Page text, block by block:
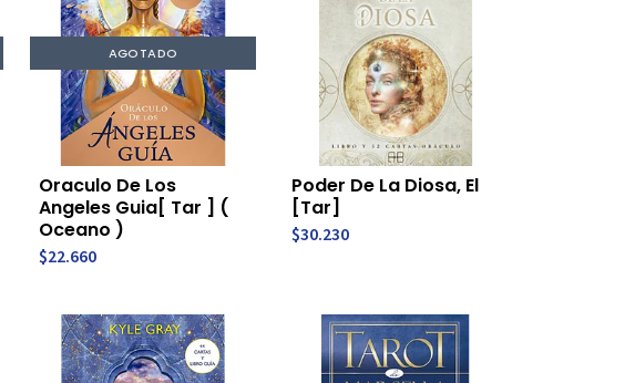
AGOTADO
Oraculo De Los
Angeles Guia[ Tar ] (
Oceano )
$22.660
Poder De La Diosa, El
[Tar]
$30.230